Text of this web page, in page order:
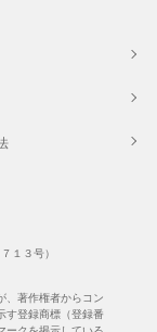
、著作権者からコン
す登録商標（登録番